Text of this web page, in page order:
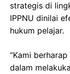
strategis di
IPPNU dinilai
hukum pelajar.
“Kami
dalam